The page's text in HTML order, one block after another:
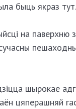
быць якраз тут.
на паверхню
шырокае
цяперашняй